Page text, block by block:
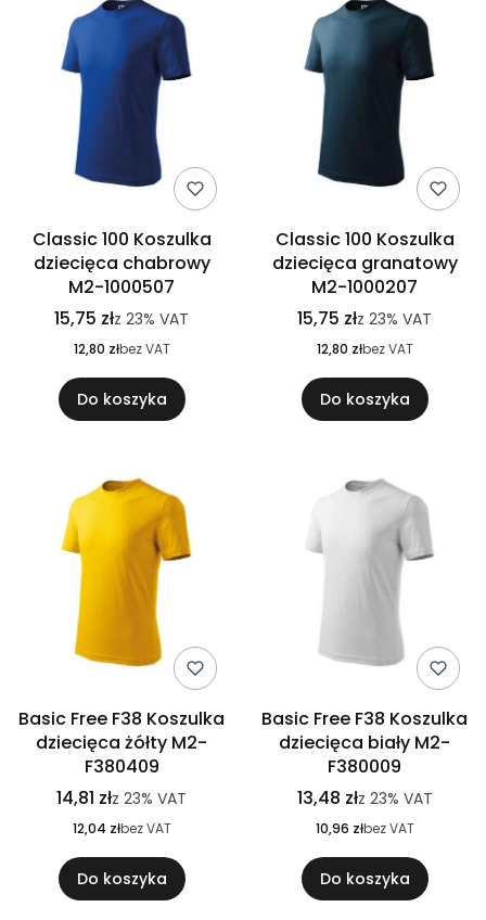
Classic 100 Koszulka
dziecięca chabrowy
M2-1000507
15,75 złz 23% VAT
12,80 złbez VAT
Do koszyka
Classic 100 Koszulka
dziecięca granatowy
M2-1000207
15,75 złz 23% VAT
12,80 złbez VAT
Do koszyka
Basic Free F38 Koszulka
dziecięca żółty M2-
F380409
14,81 złz 23% VAT
12,04 złbez VAT
Do koszyka
Basic Free F38 Koszulka
dziecięca biały M2-
F380009
13,48 złz 23% VAT
10,96 złbez VAT
Do koszyka